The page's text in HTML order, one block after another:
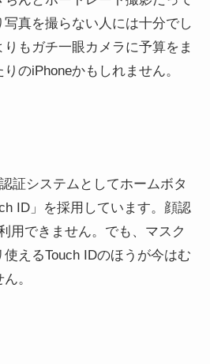
真を撮らない人には十分でし
もガチ一眼カメラに予算をま
のiPhoneかもしれません。
システムとしてホームボタ
ID」を採用しています。顔認
用できません。でも、マスク
えるTouch IDのほうが今はむ
。